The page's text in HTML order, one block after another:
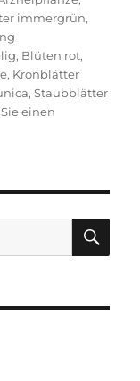
immergrün,
, Blüten rot,
, Kronblätter
,Staubblätter
einen